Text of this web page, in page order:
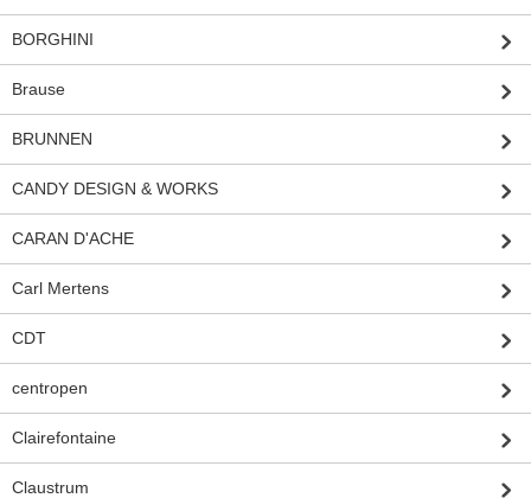
BORGHINI
Brause
BRUNNEN
CANDY DESIGN & WORKS
CARAN D'ACHE
Carl Mertens
CDT
centropen
Clairefontaine
Claustrum